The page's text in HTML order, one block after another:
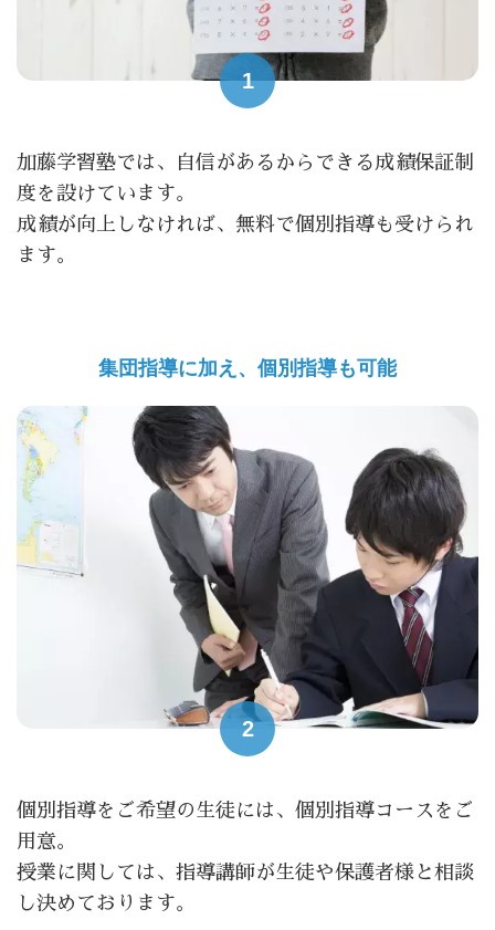
1
加藤学習塾では、自信があるからできる成績保証制
度を設けています。
成績が向上しなければ、無料で個別指導も受けられ
ます。
集団指導に加え、個別指導も可能
2
個別指導をご希望の生徒には、個別指導コースをご
用意。
授業に関しては、指導講師が生徒や保護者様と相談
し決めております。